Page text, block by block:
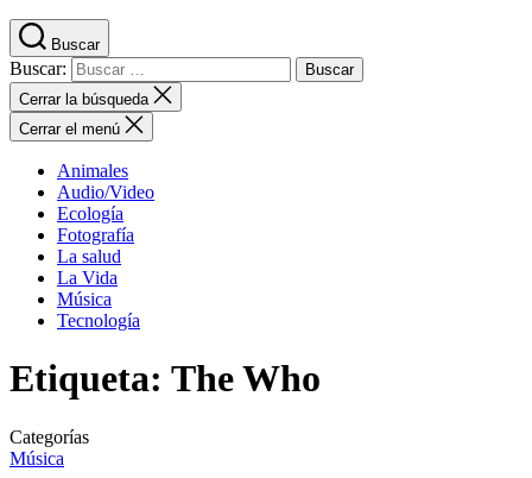
Buscar
Buscar:
Cerrar la búsqueda
Cerrar el menú
Animales
Audio/Video
Ecología
Fotografía
La salud
La Vida
Música
Tecnología
Etiqueta: The Who
Categorías
Música